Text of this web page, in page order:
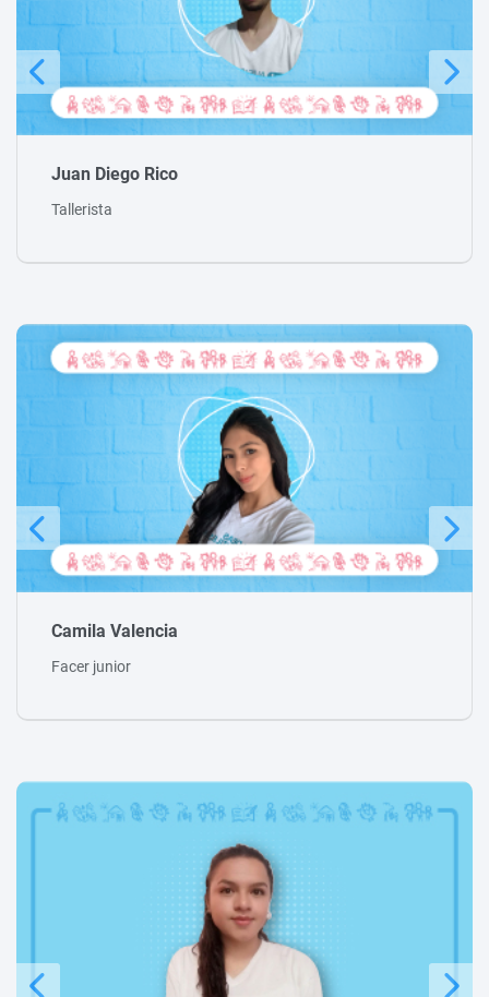
Michael Peraza
Tallerista
Estefany Álvarez
Facer junior